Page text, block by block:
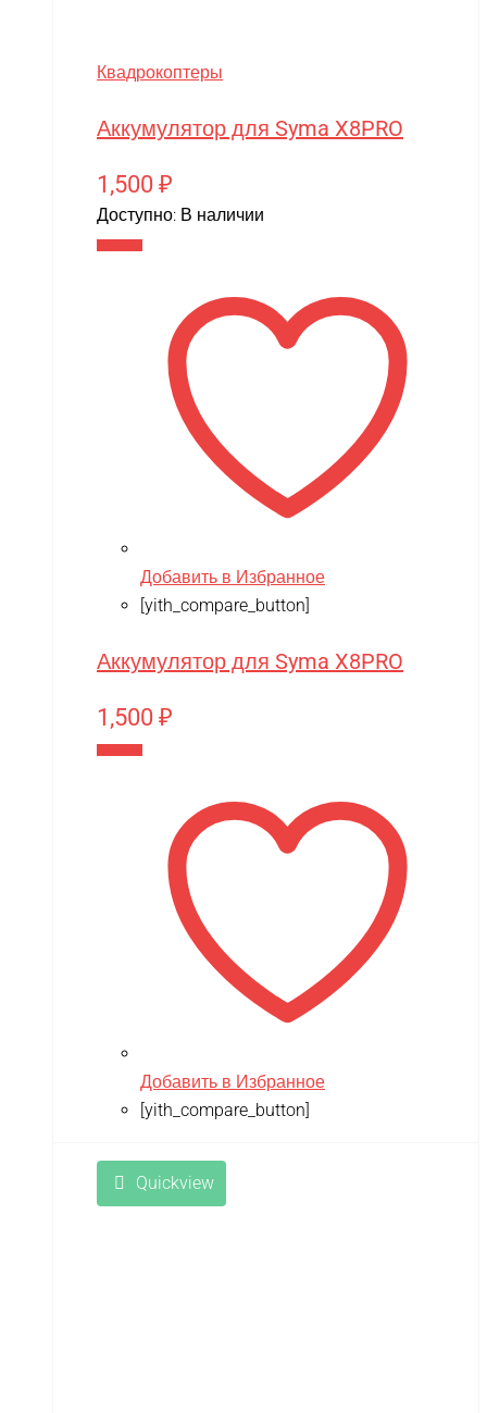
Квадрокоптеры
Аккумулятор для Syma X8PRO
1,500 ₽
Доступно: В наличии
Добавить в Избранное
[yith_compare_button]
Аккумулятор для Syma X8PRO
1,500 ₽
Добавить в Избранное
[yith_compare_button]
Quickview